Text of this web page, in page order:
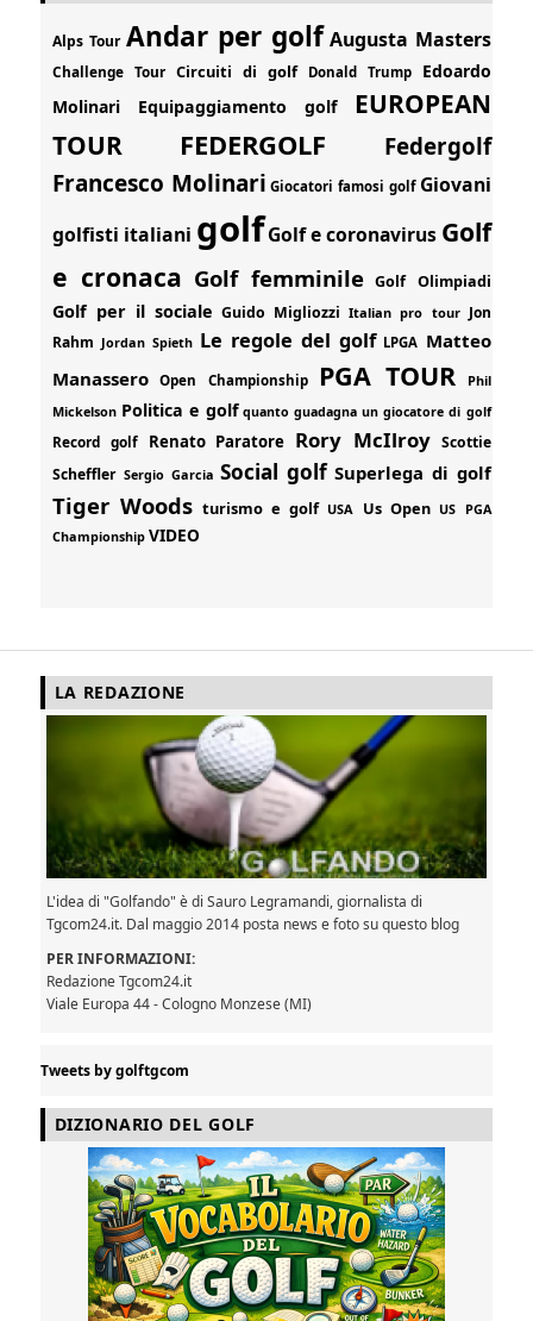
Alps Tour Andar per golf Augusta Masters
Challenge Tour Circuiti di golf Donald Trump
Edoardo
Molinari
Equipaggiamento golf
EUROPEAN
TOUR
FEDERGOLF Federgolf
Francesco Molinari Giocatori famosi golf Giovani
golfisti italiani golf Golf e coronavirus Golf
e cronaca Golf femminile Golf Olimpiadi
Golf per il sociale Guido Migliozzi Italian pro tour Jon
Rahm Jordan Spieth Le regole del golf LPGA Matteo
Manassero
Open Championship PGA TOUR
Phil
Mickelson Politica e golf quanto guadagna un giocatore di golf
Record golf Renato Paratore Rory McIlroy Scottie
Scheffler Sergio Garcia Social golf Superlega di golf
Tiger Woods turismo e golf USA Us Open US PGA
Championship VIDEO
LA REDAZIONE
L'idea di "Golfando" è di Sauro Legramandi, giornalista di
Tgcom24.it. Dal maggio 2014 posta news e foto su questo blog
PER INFORMAZIONI:
Redazione Tgcom24.it
Viale Europa 44 - Cologno Monzese (MI)
Tweets by golftgcom
DIZIONARIO DEL GOLF